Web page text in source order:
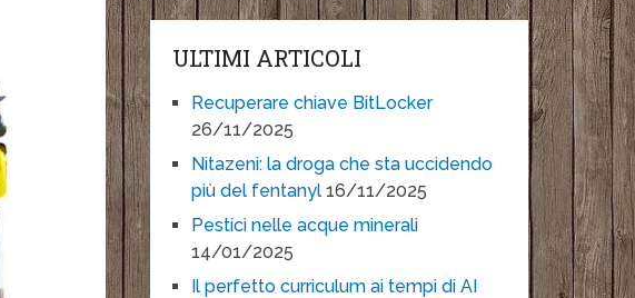
ULTIMI ARTICOLI
Recuperare chiave BitLocker
26/11/2025
Nitazeni: la droga che sta uccidendo
più del fentanyl 16/11/2025
Pestici nelle acque minerali
14/01/2025
Il perfetto curriculum ai tempi di AI